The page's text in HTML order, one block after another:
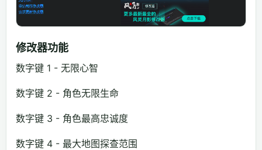
修改器功能
数字键 1 - 无限心智
数字键 2 - 角色无限生命
数字键 3 - 角色最高忠诚度
数字键 4 - 最大地图探查范围